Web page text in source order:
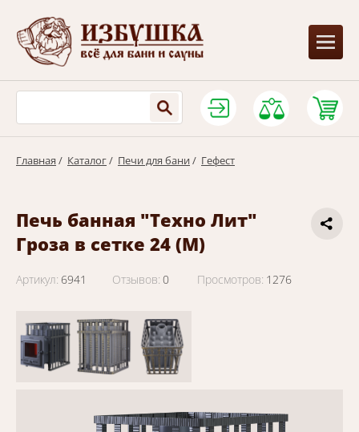
Главная / Каталог/ Печи для бани/ Гефест
Печь банная "Техно Лит"
Гроза в сетке 24 (М)
Артикул: 6941 Отзывов: 0 Просмотров: 1276